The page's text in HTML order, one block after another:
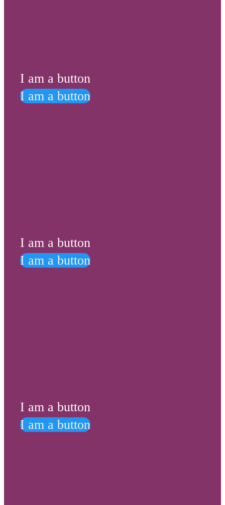
I am a button
I am a button
I am a button
I am a button
I am a button
I am a button